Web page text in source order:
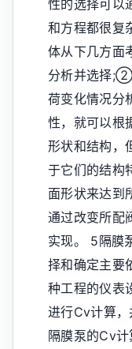
性的选择可以
和方程都很复
体从下几方
分析并选择
荷变化情况分
性，就可以根
形状和结构，
于它们的结构
面形状来达到
通过改变所配
实现。 5隔膜
择和确定主要
种工程的仪表
进行Cv计算，
隔膜泵的Cv